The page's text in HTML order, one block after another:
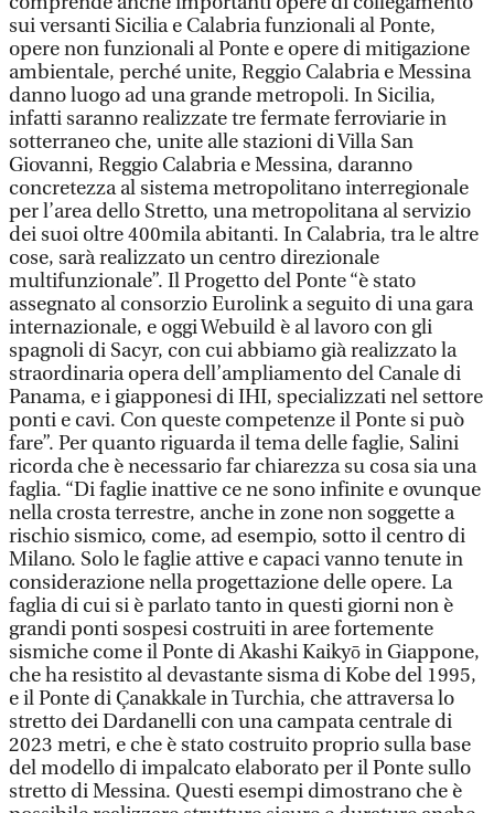
sui versanti Sicilia e Calabria funzionali al Ponte,
opere non funzionali al Ponte e opere di mitigazione
ambientale, perché unite, Reggio Calabria e Messina
danno luogo ad una grande metropoli. In Sicilia,
infatti saranno realizzate tre fermate ferroviarie in
sotterraneo che, unite alle stazioni di Villa San
Giovanni, Reggio Calabria e Messina, daranno
concretezza al sistema metropolitano interregionale
per l’area dello Stretto, una metropolitana al servizio
dei suoi oltre 400mila abitanti. In Calabria, tra le altre
cose, sarà realizzato un centro direzionale
multifunzionale”. Il Progetto del Ponte “è stato
assegnato al consorzio Eurolink a seguito di una gara
internazionale, e oggi Webuild è al lavoro con gli
spagnoli di Sacyr, con cui abbiamo già realizzato la
straordinaria opera dell’ampliamento del Canale di
Panama, e i giapponesi di IHI, specializzati nel settore
ponti e cavi. Con queste competenze il Ponte si può
fare”. Per quanto riguarda il tema delle faglie, Salini
ricorda che è necessario far chiarezza su cosa sia una
faglia. “Di faglie inattive ce ne sono infinite e ovunque
nella crosta terrestre, anche in zone non soggette a
rischio sismico, come, ad esempio, sotto il centro di
Milano. Solo le faglie attive e capaci vanno tenute in
considerazione nella progettazione delle opere. La
faglia di cui si è parlato tanto in questi giorni non è
grandi ponti sospesi costruiti in aree fortemente
sismiche come il Ponte di Akashi Kaikyō in Giappone,
che ha resistito al devastante sisma di Kobe del 1995,
e il Ponte di Çanakkale in Turchia, che attraversa lo
stretto dei Dardanelli con una campata centrale di
2023 metri, e che è stato costruito proprio sulla base
del modello di impalcato elaborato per il Ponte sullo
stretto di Messina. Questi esempi dimostrano che è